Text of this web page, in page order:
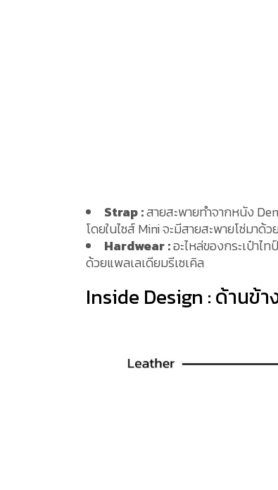
Strap :สายสะพายทำจากหนัง
โดยในไซส์ Mini จะมีสายสะพายโซ่มาด้ว
Hardwear :อะไหล่ของกระเป๋าไ
ด้วยแพลเลเดียมรีเซเคิล
Inside Design : ด้านข้า